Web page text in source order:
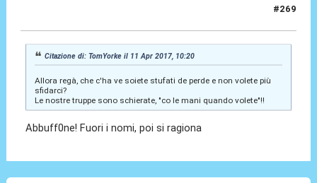
#269
Citazione di: TomYorke il 11 Apr 2017, 10:20
Allora regà, che c'ha ve soiete stufati de perde e non volete più
sfidarci?
Le nostre truppe sono schierate, "co le mani quando volete"!!
Abbuff0ne! Fuori i nomi, poi si ragiona